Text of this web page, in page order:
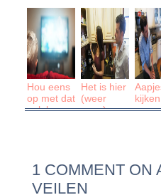
Hou eens
op met dat
gelul:
van tv
kijken!
Het is hier
(weer
eens)
kijken
1 COMMENT ON
VEILEN